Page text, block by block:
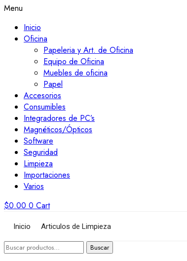
Menu
Inicio
Oficina
Papeleria y Art. de Oficina
Equipo de Oficina
Muebles de oficina
Papel
Accesorios
Consumibles
Integradores de PC’s
Magnéticos/Ópticos
Software
Seguridad
Limpieza
Importaciones
Varios
$0.00 0 Cart
Inicio Articulos de Limpieza
Buscar
Buscar